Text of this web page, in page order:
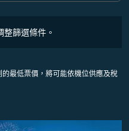
篩選條件。
最低票價，將可能依機位供應及稅